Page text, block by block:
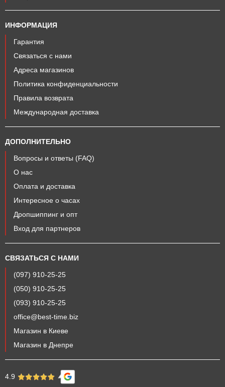
ИНФОРМАЦИЯ
Гарантия
Связаться с нами
Адреса магазинов
Политика конфиденциальности
Правила возврата
Международная доставка
ДОПОЛНИТЕЛЬНО
Вопросы и ответы (FAQ)
О нас
Оплата и доставка
Интересное о часах
Дропшиппинг и опт
Вход для партнеров
СВЯЗАТЬСЯ С НАМИ
(097) 910-25-25
(050) 910-25-25
(093) 910-25-25
office@best-time.biz
Магазин в Киеве
Магазин в Днепре
4.9